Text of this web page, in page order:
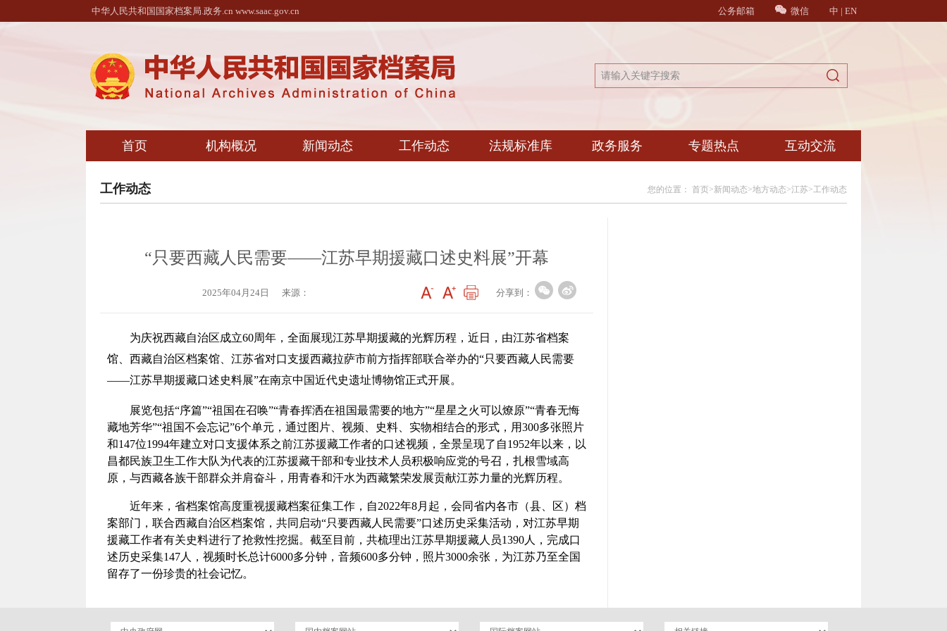
中华人民共和国国家档案局.政务.cn www.saac.gov.cn 公务邮箱 微信 中 | EN
首页 机构概况 新闻动态 工作动态 法规标准库 政务服务 专题热点 互动交流
您的位置： 首页>新闻动态>地方动态>江苏>工作动态
工作动态
“只要西藏人民需要——江苏早期援藏口述史料展”开幕
2025年04月24日 来源： 分享到：
为庆祝西藏自治区成立60周年，全面展现江苏早期援藏的光辉历程，近日，由江苏省档案
馆、西藏自治区档案馆、江苏省对口支援西藏拉萨市前方指挥部联合举办的“只要西藏人民需要
——江苏早期援藏口述史料展”在南京中国近代史遗址博物馆正式开展。
展览包括“序篇”“祖国在召唤”“青春挥洒在祖国最需要的地方”“星星之火可以燎原”“青春无悔
藏地芳华”“祖国不会忘记”6个单元，通过图片、视频、史料、实物相结合的形式，用300多张照片
和147位1994年建立对口支援体系之前江苏援藏工作者的口述视频，全景呈现了自1952年以来，以
昌都民族卫生工作大队为代表的江苏援藏干部和专业技术人员积极响应党的号召，扎根雪域高
原，与西藏各族干部群众并肩奋斗，用青春和汗水为西藏繁荣发展贡献江苏力量的光辉历程。
近年来，省档案馆高度重视援藏档案征集工作，自2022年8月起，会同省内各市（县、区）档
案部门，联合西藏自治区档案馆，共同启动“只要西藏人民需要”口述历史采集活动，对江苏早期
援藏工作者有关史料进行了抢救性挖掘。截至目前，共梳理出江苏早期援藏人员1390人，完成口
述历史采集147人，视频时长总计6000多分钟，音频600多分钟，照片3000余张，为江苏乃至全国
留存了一份珍贵的社会记忆。